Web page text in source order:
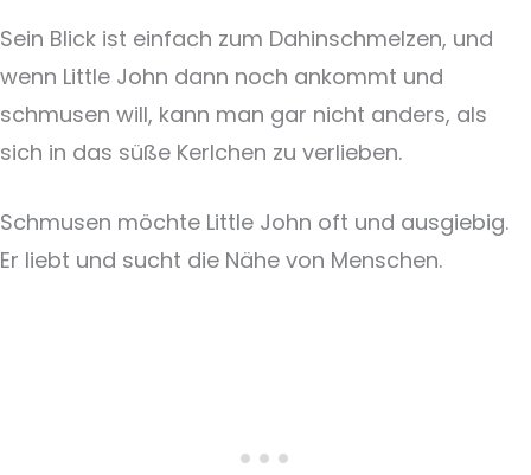
Sein Blick ist einfach zum Dahinschmelzen, und
wenn Little John dann noch ankommt und
schmusen will, kann man gar nicht anders, als
sich in das süße Kerlchen zu verlieben.
Schmusen möchte Little John oft und ausgiebig.
Er liebt und sucht die Nähe von Menschen.